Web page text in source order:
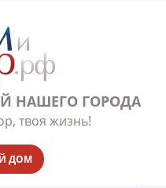
НАШЕГО ГОРОДА
твоя жизнь!
ДОМ